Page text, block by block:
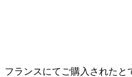
フランスにてご購入されたと